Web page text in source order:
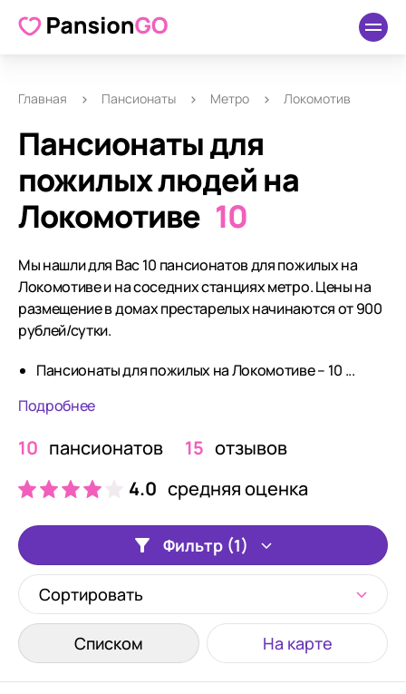
Главная Пансионаты Метро Локомотив
Пансионаты для
пожилых людей на
Локомотиве 10
Мы нашли для Вас 10 пансионатов для пожилых на
Локомотиве и на соседних станциях метро. Цены на
размещение в домах престарелых начинаются от 900
рублей/сутки.
Пансионаты для пожилых на Локомотиве – 10 ...
Подробнее
10 пансионатов 15 отзывов
4.0 средняя оценка
Фильтр (1)
Сортировать
Списком На карте